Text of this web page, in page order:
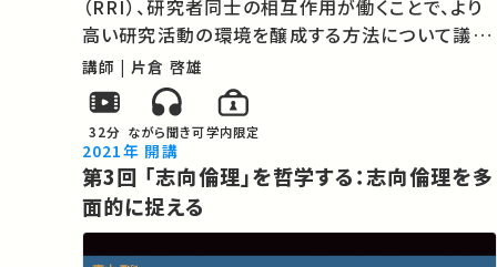
（RRI）、研究者同士の相互作用が働くことで、より
高い研究活動の環境を醸成する方法について議論
します。 ★あなたのシェアが、ほかの誰かの学びに
繋がるかもしれません。 お気に入りの講義・講演が
あればSNSなどでシェアをお願い…
講師 | 片倉 啓雄
32分 ながら聞き可学内限定
2021年 開講
第3回 「志向倫理」を哲学する：志向倫理を多
面的に捉える